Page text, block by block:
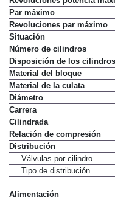
Par máximo
Revoluciones par máximo
Situación
Número de cilindros
Disposición de los cilindros
Material del bloque
Material de la culata
Diámetro
Carrera
Cilindrada
Relación de compresión
Distribución
Válvulas por cilindro
Tipo de distribución
Alimentación